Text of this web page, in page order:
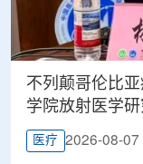
不列颠哥伦比
学院放射医学
医疗 2026-08-07